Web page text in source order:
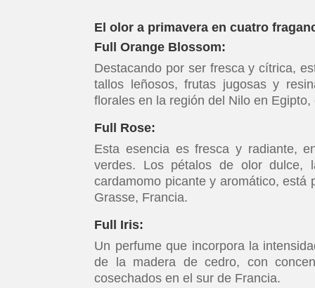
El olor a primavera en cuatro
Full Orange Blossom:
Destacando por ser fresca y cítrica,
tallos leñosos, frutas jugosas y
florales en la región del Nilo en
Full Rose:
Esta esencia es fresca y radiante,
verdes. Los pétalos de olor dulce,
cardamomo picante y aromático, está
Grasse, Francia.
Full Iris:
Un perfume que incorpora la
de la madera de cedro, con
cosechados en el sur de Francia.